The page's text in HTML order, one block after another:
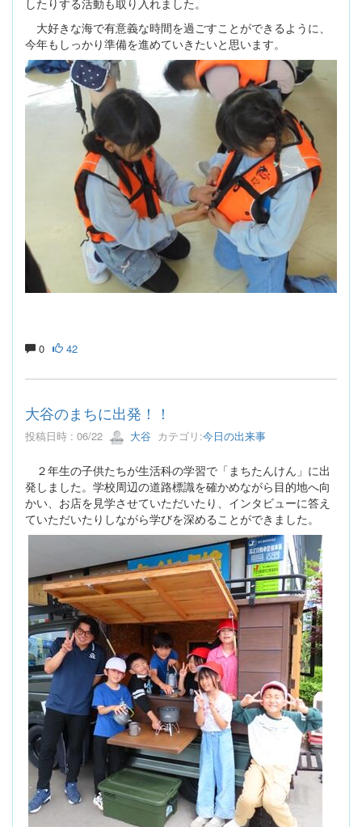
大好きな海で有意義な時間を過ごすことができるように、
今年もしっかり準備を進めていきたいと思います。
0 42
大谷のまちに出発！！
投稿日時 : 06/22 大谷 カテゴリ:今日の出来事
２年生の子供たちが生活科の学習で「まちたんけん」に出
発しました。学校周辺の道路標識を確かめながら目的地へ向
かい、お店を見学させていただいたり、インタビューに答え
ていただいたりしながら学びを深めることができました。